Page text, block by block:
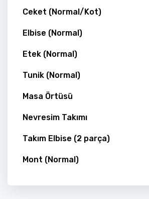
Ceket (Normal/Kot)
Elbise (Normal)
Etek (Normal)
Tunik (Normal)
Masa Örtüsü
Nevresim Takımı
Takım Elbise (2 parça)
Mont (Normal)